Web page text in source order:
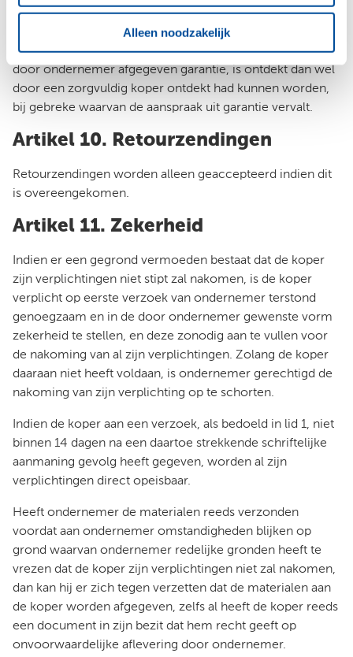
Alleen noodzakelijk
De koper dient ondernemer binnen een termijn van 8
dagen schriftelijk aansprakelijk te stellen, te rekenen vanaf
het tijdstip waarop het gebrek dat aanspraak geeft op de
door ondernemer afgegeven garantie, is ontdekt dan wel
door een zorgvuldig koper ontdekt had kunnen worden,
bij gebreke waarvan de aanspraak uit garantie vervalt.
Artikel 10. Retourzendingen
Retourzendingen worden alleen geaccepteerd indien dit
is overeengekomen.
Artikel 11. Zekerheid
Indien er een gegrond vermoeden bestaat dat de koper
zijn verplichtingen niet stipt zal nakomen, is de koper
verplicht op eerste verzoek van ondernemer terstond
genoegzaam en in de door ondernemer gewenste vorm
zekerheid te stellen, en deze zonodig aan te vullen voor
de nakoming van al zijn verplichtingen. Zolang de koper
daaraan niet heeft voldaan, is ondernemer gerechtigd de
nakoming van zijn verplichting op te schorten.
Indien de koper aan een verzoek, als bedoeld in lid 1, niet
binnen 14 dagen na een daartoe strekkende schriftelijke
aanmaning gevolg heeft gegeven, worden al zijn
verplichtingen direct opeisbaar.
Heeft ondernemer de materialen reeds verzonden
voordat aan ondernemer omstandigheden blijken op
grond waarvan ondernemer redelijke gronden heeft te
vrezen dat de koper zijn verplichtingen niet zal nakomen,
dan kan hij er zich tegen verzetten dat de materialen aan
de koper worden afgegeven, zelfs al heeft de koper reeds
een document in zijn bezit dat hem recht geeft op
onvoorwaardelijke aflevering door ondernemer.